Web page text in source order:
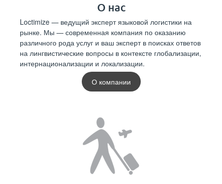
О нас
Loctimize — ведущий эксперт языковой логистики на
рынке. Мы — современная компания по оказанию
различного рода услуг и ваш эксперт в поисках ответов
на лингвистические вопросы в контексте глобализации,
интернационализации и локализации.
О компании